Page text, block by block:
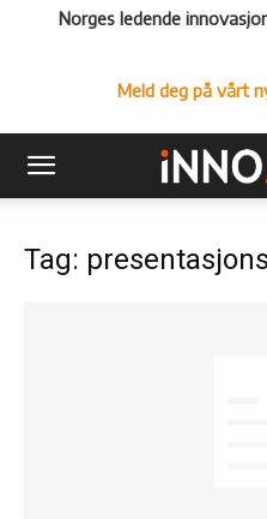
Norges ledende
Meld deg på vårt
Tag: